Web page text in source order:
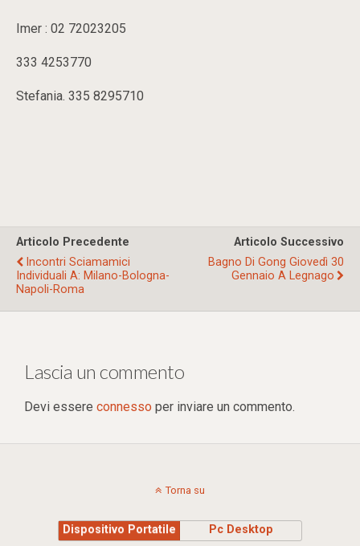
Imer : 02 72023205
333 4253770
Stefania. 335 8295710
Articolo Precedente
Incontri Sciamamici
Individuali A: Milano-Bologna-
Napoli-Roma
Articolo Successivo
Bagno Di Gong Giovedì 30
Gennaio A Legnago
Lascia un commento
Devi essere connesso per inviare un commento.
Torna su
Dispositivo Portatile Pc Desktop